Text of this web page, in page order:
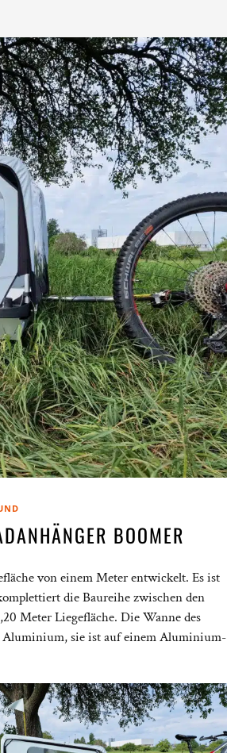
BOOMER
von einem Meter entwickelt. Es ist
die Baureihe zwischen den
Meter Liegefläche. Die Wanne des
Aluminium, sie ist auf einem Aluminium-